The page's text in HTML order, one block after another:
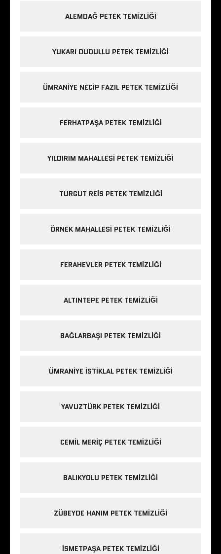
ALEMDAĞ PETEK TEMIZLIĞI
YUKARI DUDULLU PETEK TEMIZLIĞI
ÜMRANIYE NECIP FAZIL PETEK TEMIZLIĞI
FERHATPAŞA PETEK TEMIZLIĞI
YILDIRIM MAHALLESI PETEK TEMIZLIĞI
TURGUT REIS PETEK TEMIZLIĞI
ÖRNEK MAHALLESI PETEK TEMIZLIĞI
FERAHEVLER PETEK TEMIZLIĞI
ALTINTEPE PETEK TEMIZLIĞI
BAĞLARBAŞI PETEK TEMIZLIĞI
ÜMRANIYE ISTIKLAL PETEK TEMIZLIĞI
YAVUZTÜRK PETEK TEMIZLIĞI
CEMIL MERIÇ PETEK TEMIZLIĞI
BALIKYOLU PETEK TEMIZLIĞI
ZÜBEYDE HANIM PETEK TEMIZLIĞI
ISMETPAŞA PETEK TEMIZLIĞI